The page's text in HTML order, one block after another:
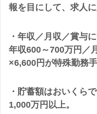
報を目にして、求人に
・年収／月収／賞与
年収600～700万円／
×6,600円が特殊勤務
・貯蓄額はおいくら
1,000万円以上。